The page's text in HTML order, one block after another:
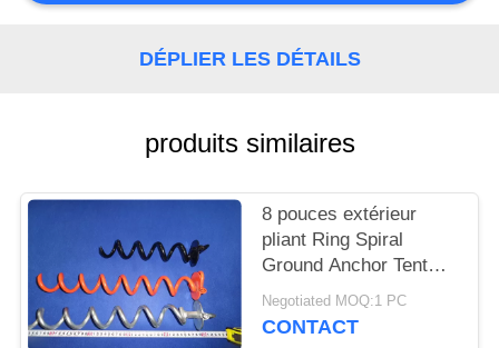
PRIVACY
POLICY
DÉPLIER LES DÉTAILS
produits similaires
8 pouces extérieur
pliant Ring Spiral
Ground Anchor Tent
jalonnent résistant
Negotiated MOQ:1 PC
CONTACT